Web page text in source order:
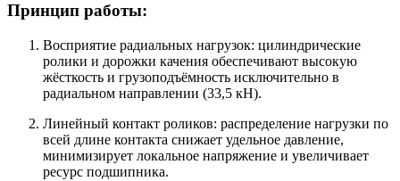
Принцип работы:
Восприятие радиальных нагрузок: цилиндрические
ролики и дорожки качения обеспечивают высокую
жёсткость и грузоподъёмность исключительно в
радиальном направлении (33,5 кН).
Линейный контакт роликов: распределение нагрузки по
всей длине контакта снижает удельное давление,
минимизирует локальное напряжение и увеличивает
ресурс подшипника.